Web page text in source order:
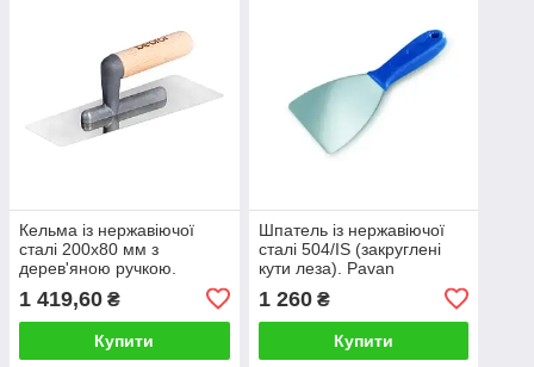
Кельма із нержавіючої
сталі 200x80 мм з
дерев'яною ручкою.
1 419,60 ₴
Купити
Шпатель із нержавіючої
сталі 504/IS (закруглені
кути леза). Pavan
1 260₴
Купити